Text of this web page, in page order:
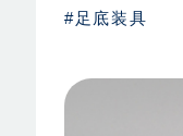
#足底装具